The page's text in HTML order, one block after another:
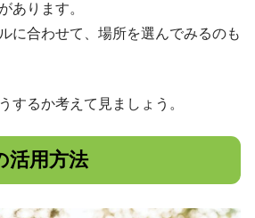
あります。
に合わせて、場所を選んでみるのも
するか考えて見ましょう。
活用方法